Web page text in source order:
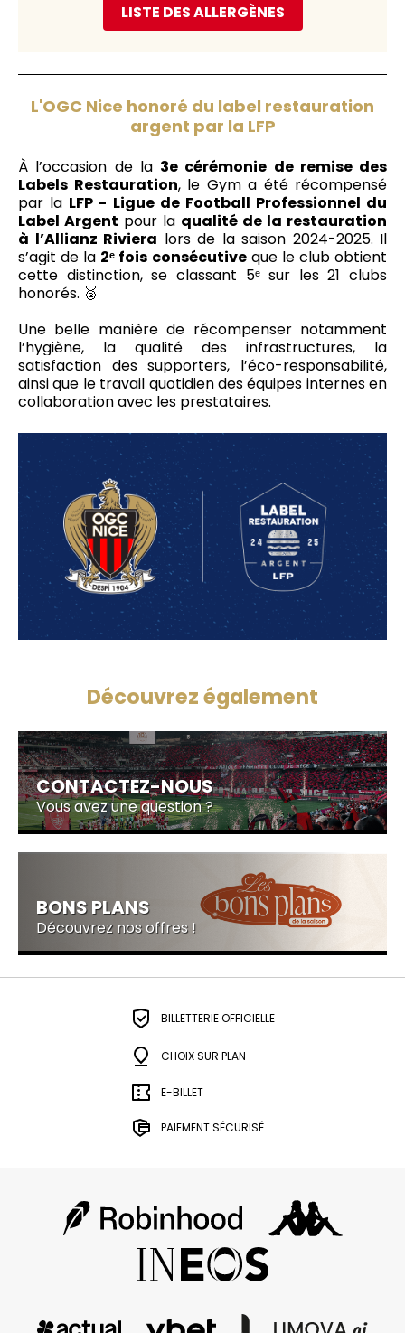
LISTE DES ALLERGÈNES
L'OGC Nice honoré du label restauration
argent par la LFP
À l’occasion de la 3e cérémonie de remise des
Labels Restauration, le Gym a été récompensé
par la LFP - Ligue de Football Professionnel du
Label Argent pour la qualité de la restauration
à l’Allianz Riviera lors de la saison 2024-2025. Il
s’agit de la 2ᵉ fois consécutiveque le club obtient
cette distinction, se classant 5ᵉ sur les 21 clubs
honorés. 🥈
Une belle manière de récompenser notamment
l’hygiène, la qualité des infrastructures, la
satisfaction des supporters, l’éco-responsabilité,
ainsi que le travail quotidien des équipes internes en
collaboration avec les prestataires.
Découvrez également
CONTACTEZ-NOUS
Vous avez une question ?
BONS PLANS
Découvrez nos offres !
BILLETTERIE OFFICIELLE
CHOIX SUR PLAN
E-BILLET
PAIEMENT SÉCURISÉ